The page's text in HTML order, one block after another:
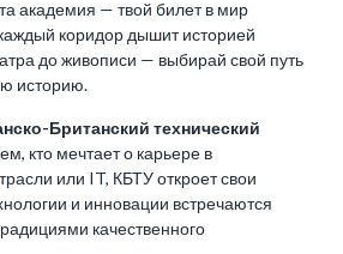
академия — твой билет в мир
коридор дышит историей
до живописи — выбирай свой путь
историю.
Британский технический
кто мечтает о карьере в
или IT, КБТУ откроет свои
и инновации встречаются
качественного